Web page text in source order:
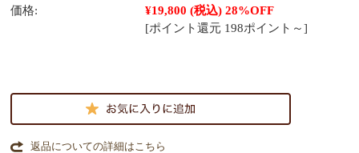
価格:
¥19,800 (税込) 28%OFF
[ポイント還元 198ポイント～]
返品についての詳細はこちら